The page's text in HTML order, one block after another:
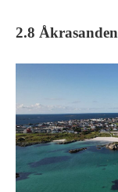
2.8 Åkrasanden